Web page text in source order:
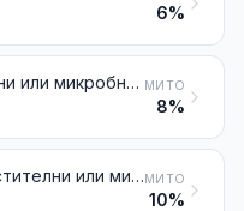
6%
Други растителни или микробни мазнини и масла (включително маслото от жожоба) и техните фракции, нелетливи, дори рафинирани, но не химически променени МИТО
8%
Животински, растителни или микробни мазнини и масла и техните фракции, частично или напълно хидрогенирани, интерестерифицирани, преестерифицирани или елайдинирани, дори рафинирани, но необработени по друг начинМИТО
10%